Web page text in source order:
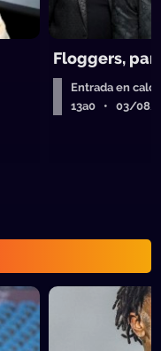
Floggers,
Entrada en calor
13a0 • 03/08/